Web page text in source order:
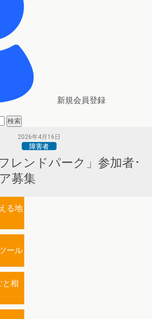
新規会員登録
2026年4月16日
障害者
レンドパーク」参加者･
募集
る地
ール
と相